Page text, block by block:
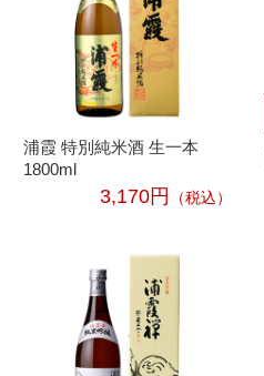
浦霞 特別純米酒 生一本
1800ml
3,170円 （税込）